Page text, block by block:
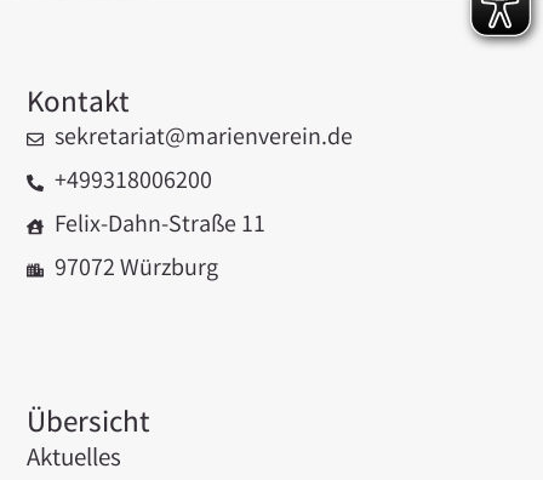
Übersicht
Aktuelles
Kontakt
sekretariat@marienverein.de
+499318006200
Felix-Dahn-Straße 11
97072 Würzburg